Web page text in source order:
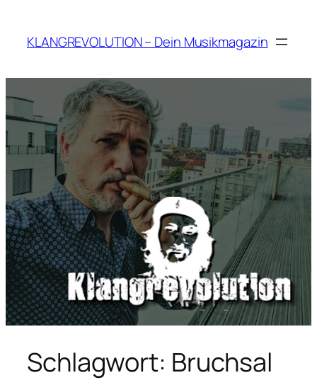
springen
KLANGREVOLUTION – Dein Musikmagazin
Schlagwort: Bruchsal